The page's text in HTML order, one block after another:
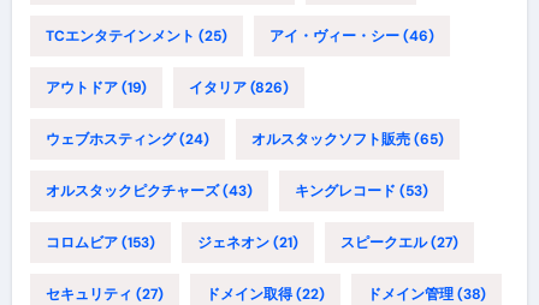
TCエンタテインメント (25) アイ・ヴィー・シー(46)
アウトドア(19) イタリア(826)
ウェブホスティング(24) オルスタックソフト販売(65)
オルスタックピクチャーズ(43) キングレコード (53)
コロムビア(153) ジェネオン(21) スピークエル(27)
セキュリティ (27) ドメイン取得(22) ドメイン管理(38)